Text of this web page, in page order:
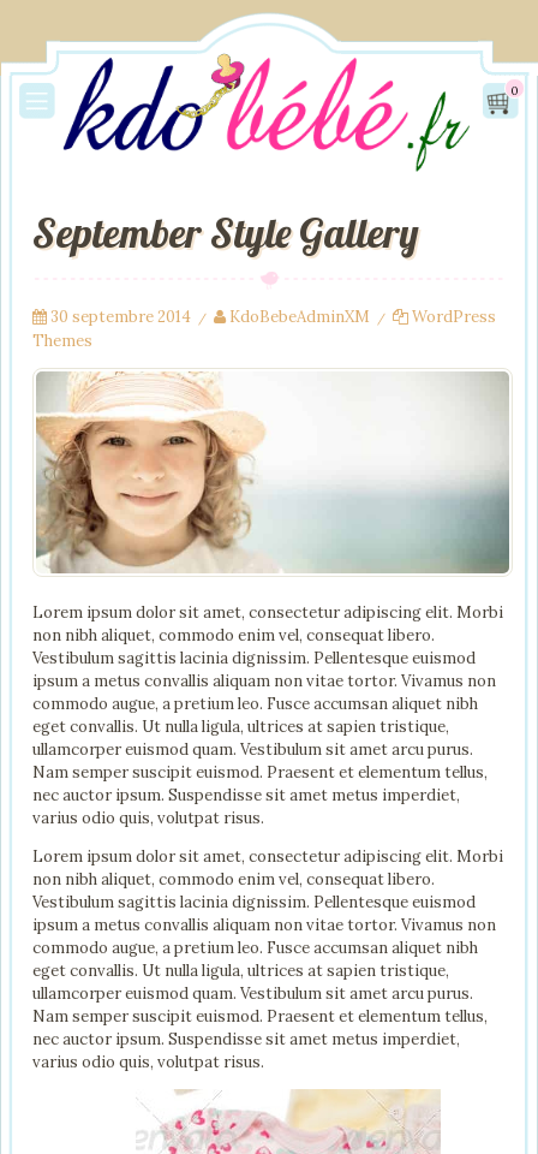
0
September Style Gallery
30 septembre 2014 / KdoBebeAdminXM /
WordPress
Themes
Lorem ipsum dolor sit amet, consectetur adipiscing elit. Morbi
non nibh aliquet, commodo enim vel, consequat libero.
Vestibulum sagittis lacinia dignissim. Pellentesque euismod
ipsum a metus convallis aliquam non vitae tortor. Vivamus non
commodo augue, a pretium leo. Fusce accumsan aliquet nibh
eget convallis. Ut nulla ligula, ultrices at sapien tristique,
ullamcorper euismod quam. Vestibulum sit amet arcu purus.
Nam semper suscipit euismod. Praesent et elementum tellus,
nec auctor ipsum. Suspendisse sit amet metus imperdiet,
varius odio quis, volutpat risus.
Lorem ipsum dolor sit amet, consectetur adipiscing elit. Morbi
non nibh aliquet, commodo enim vel, consequat libero.
Vestibulum sagittis lacinia dignissim. Pellentesque euismod
ipsum a metus convallis aliquam non vitae tortor. Vivamus non
commodo augue, a pretium leo. Fusce accumsan aliquet nibh
eget convallis. Ut nulla ligula, ultrices at sapien tristique,
ullamcorper euismod quam. Vestibulum sit amet arcu purus.
Nam semper suscipit euismod. Praesent et elementum tellus,
nec auctor ipsum. Suspendisse sit amet metus imperdiet,
varius odio quis, volutpat risus.